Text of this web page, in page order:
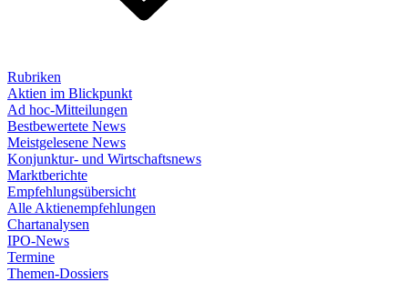
Rubriken
Aktien im Blickpunkt
Ad hoc-Mitteilungen
Bestbewertete News
Meistgelesene News
Konjunktur- und Wirtschaftsnews
Marktberichte
Empfehlungsübersicht
Alle Aktienempfehlungen
Chartanalysen
IPO-News
Termine
Themen-Dossiers